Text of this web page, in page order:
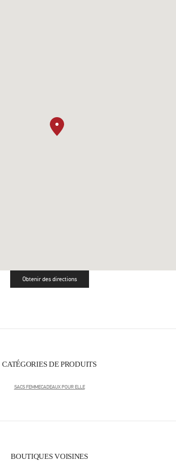
Obtenir des directionsLink Opens in New Tab
CATÉGORIES DE PRODUITS
SACS FEMMECADEAUX POUR ELLE
BOUTIQUES VOISINES